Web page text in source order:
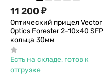
11 200 ₽
Оптический прицел Vector
Optics Forester 2-10x40 SFP
кольца 30мм
Есть на складе, готов к
отгрузке